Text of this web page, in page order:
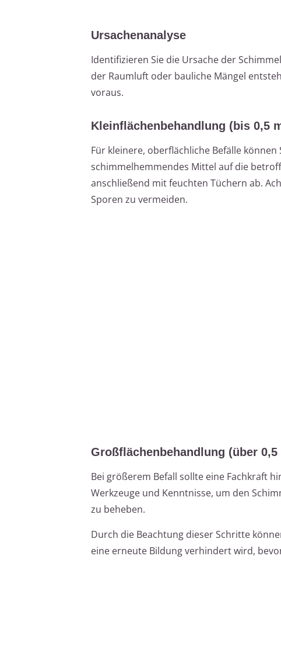
Ursachenanalyse
Identifizieren Sie die Ursache der
der Raumluft oder bauliche Mängel
voraus.
Kleinflächenbehandlung (bis 0,5
Für kleinere, oberflächliche Befälle
schimmelhemmendes Mittel auf die
anschließend mit feuchten Tüchern ab.
Sporen zu vermeiden.
Großflächenbehandlung (über 0,5
Bei größerem Befall sollte eine Fachkraft
Werkzeuge und Kenntnisse, um den
zu beheben.
Durch die Beachtung dieser Schritte
eine erneute Bildung verhindert wird,